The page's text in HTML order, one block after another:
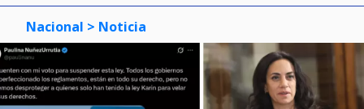
Nacional > Noticia